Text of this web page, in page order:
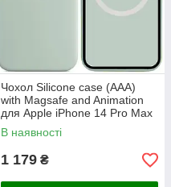
Чохол Silicone case (AAA)
with Magsafe and Animation
для Apple iPhone 14 Pro Max
(6.7")
В наявності
1 179 ₴